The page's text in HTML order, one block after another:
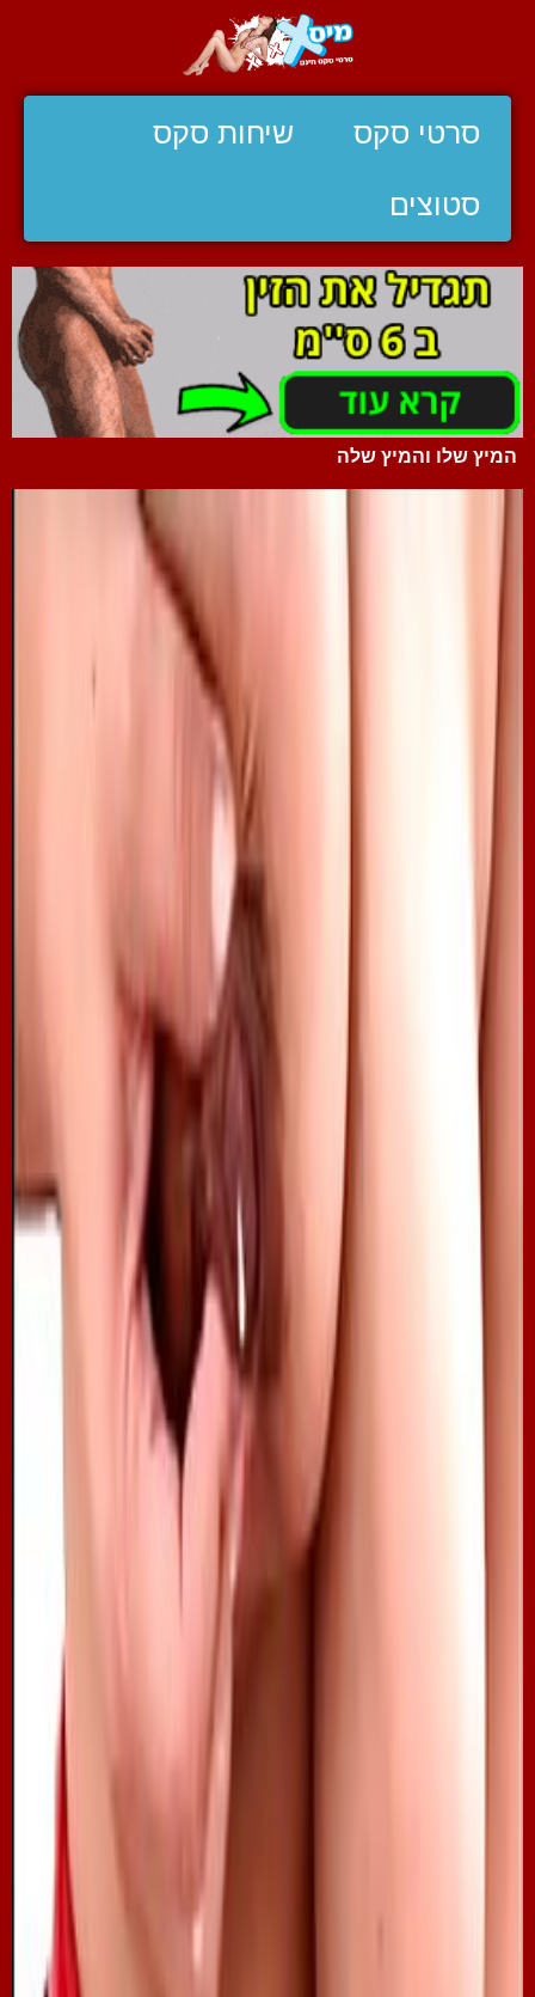
סרטי סקס שיחות סקס
סטוצים
המיץ שלו והמיץ שלה